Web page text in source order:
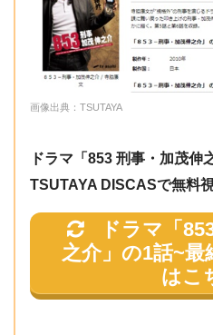
画像出典：TSUTAYA
ドラマ「853 刑事・加茂伸
TSUTAYA DISCASで無料
ドラマ「
之介」の1話~最
はこ